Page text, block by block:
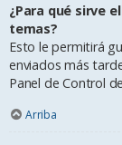
¿Para qué sirve
temas?
Esto le permitirá
enviados más
Panel de Control
Arriba